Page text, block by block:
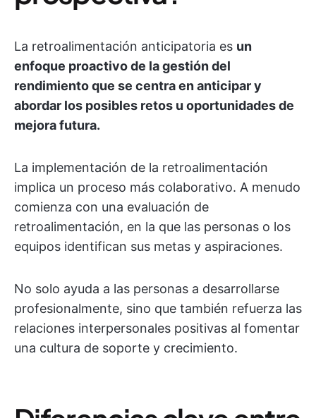
La retroalimentación anticipatoria es un
enfoque proactivo de la gestión del
rendimiento que se centra en anticipar y
abordar los posibles retos u oportunidades de
mejora futura.
La implementación de la retroalimentación
implica un proceso más colaborativo. A menudo
comienza con una evaluación de
retroalimentación, en la que las personas o los
equipos identifican sus metas y aspiraciones.
No solo ayuda a las personas a desarrollarse
profesionalmente, sino que también refuerza las
relaciones interpersonales positivas al fomentar
una cultura de soporte y crecimiento.